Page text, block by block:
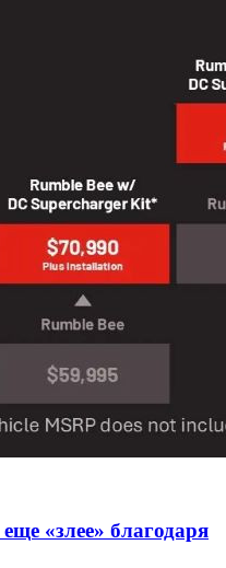
«злее» благодаря